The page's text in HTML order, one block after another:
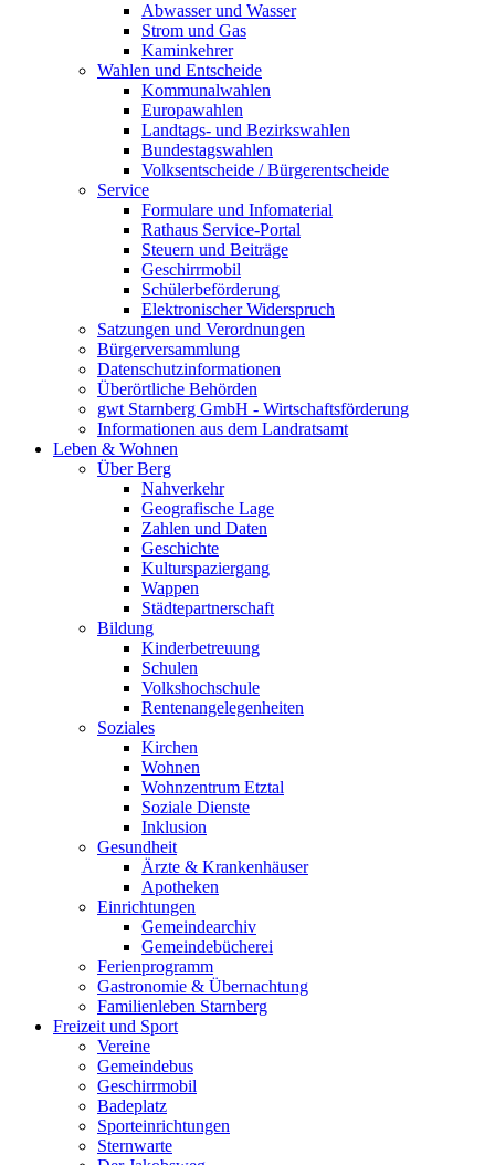
Abwasser und Wasser
Strom und Gas
Kaminkehrer
Wahlen und Entscheide
Kommunalwahlen
Europawahlen
Landtags- und Bezirkswahlen
Bundestagswahlen
Volksentscheide / Bürgerentscheide
Service
Formulare und Infomaterial
Rathaus Service-Portal
Steuern und Beiträge
Geschirrmobil
Schülerbeförderung
Elektronischer Widerspruch
Satzungen und Verordnungen
Bürgerversammlung
Datenschutzinformationen
Überörtliche Behörden
gwt Starnberg GmbH - Wirtschaftsförderung
Informationen aus dem Landratsamt
Leben & Wohnen
Über Berg
Nahverkehr
Geografische Lage
Zahlen und Daten
Geschichte
Kulturspaziergang
Wappen
Städtepartnerschaft
Bildung
Kinderbetreuung
Schulen
Volkshochschule
Rentenangelegenheiten
Soziales
Kirchen
Wohnen
Wohnzentrum Etztal
Soziale Dienste
Inklusion
Gesundheit
Ärzte & Krankenhäuser
Apotheken
Einrichtungen
Gemeindearchiv
Gemeindebücherei
Ferienprogramm
Gastronomie & Übernachtung
Familienleben Starnberg
Freizeit und Sport
Vereine
Gemeindebus
Geschirrmobil
Badeplatz
Sporteinrichtungen
Sternwarte